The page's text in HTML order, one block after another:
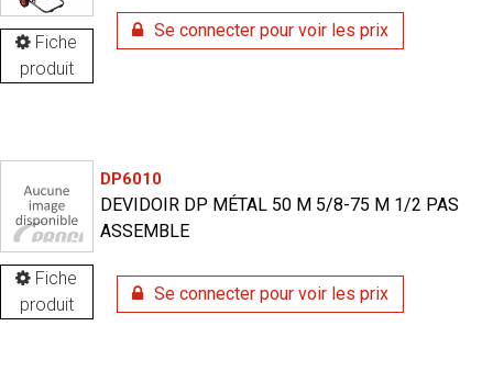
Fiche
produit
Se connecter pour voir les prix
Fiche
produit
DP6010
DEVIDOIR DP MÉTAL 50 M 5/8-75 M 1/2 PAS
ASSEMBLE
Se connecter pour voir les prix